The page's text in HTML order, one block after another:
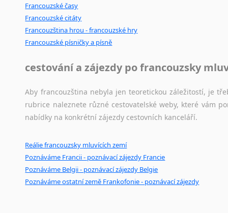
Francouzské časy
Francouzské citáty
Francouzština hrou - francouzské hry
Francouzské písničky a písně
cestování a zájezdy po francouzsky
Aby francouzština nebyla jen teoretickou záležitostí, je
rubrice naleznete různé cestovatelské weby, které vám
nabídky na konkrétní zájezdy cestovních kanceláří.
Reálie francouzsky mluvících zemí
Poznáváme Francii - poznávací zájezdy Francie
Poznáváme Belgii - poznávací zájezdy Belgie
Poznáváme ostatní země Frankofonie - poznávací zájezdy